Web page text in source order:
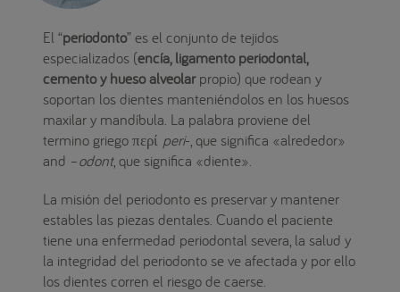
El “periodonto” es el conjunto de tejidos
especializados (encía, ligamento periodontal,
cemento y hueso alveolarpropio) que rodean y
soportan los dientes manteniéndolos en los huesos
maxilar y mandíbula. La palabra proviene del
termino griego περί peri-, que significa «alrededor»
and –odont, que significa «diente».
La misión del periodonto es preservar y mantener
estables las piezas dentales. Cuando el paciente
tiene una enfermedad periodontal severa, la salud y
la integridad del periodonto se ve afectada y por ello
los dientes corren el riesgo de caerse.